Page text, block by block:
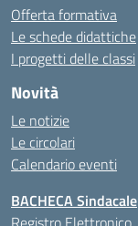
Offerta formativa
Le schede didattiche
I progetti delle classi
Novità
Le notizie
Le circolari
Calendario eventi
BACHECA Sindacale